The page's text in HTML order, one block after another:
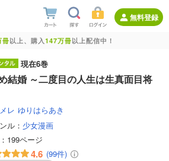
無料登録
冊以上、購入147万冊以上配信中！
現在6巻
結婚 ～二度目の人生は生真面目将
レ ゆりはらあき
ル： 少女漫画
199ページ
4.6 (99件)